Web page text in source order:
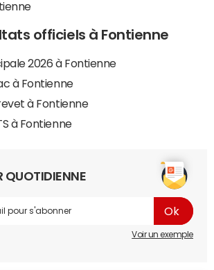
officiels à Fontienne
2026 à Fontienne
à Fontienne
à Fontienne
à Fontienne
QUOTIDIENNE
Voir un exemple